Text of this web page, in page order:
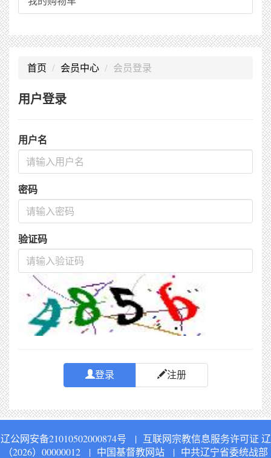
首页 会员中心 会员登录
用户登录
用户名
密码
验证码
登录 注册
辽公网安备21010502000874号 | 互联网宗教信息服务许可证 辽
（2026）00000012 | 中国基督教网站 | 中共辽宁省委统战部